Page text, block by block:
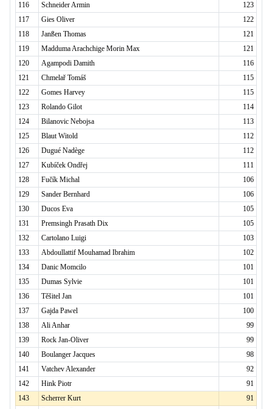
116
Schneider Armin
123
117
Gies Oliver
122
118
Janßen Thomas
121
119
Madduma Arachchige Morin Max
121
120
Agampodi Damith
116
121
Chmelař Tomáš
115
122
Gomes Harvey
115
123
Rolando Gilot
114
124
Bilanovic Nebojsa
113
125
Blaut Witold
112
126
Dugué Nadège
112
127
Kubíček Ondřej
111
128
Fučík Michal
106
129
Sander Bernhard
106
130
Ducos Eva
105
131
Premsingh Prasath Dix
105
132
Cartolano Luigi
103
133
Abdoullattif Mouhamad Ibrahim
102
134
Danic Momcilo
101
135
Dumas Sylvie
101
136
Těšitel Jan
101
137
Gajda Pawel
100
138
Ali Anhar
99
139
Rock Jan-Oliver
99
140
Boulanger Jacques
98
141
Vatchev Alexander
92
142
Hink Piotr
91
143
Scherrer Kurt
91